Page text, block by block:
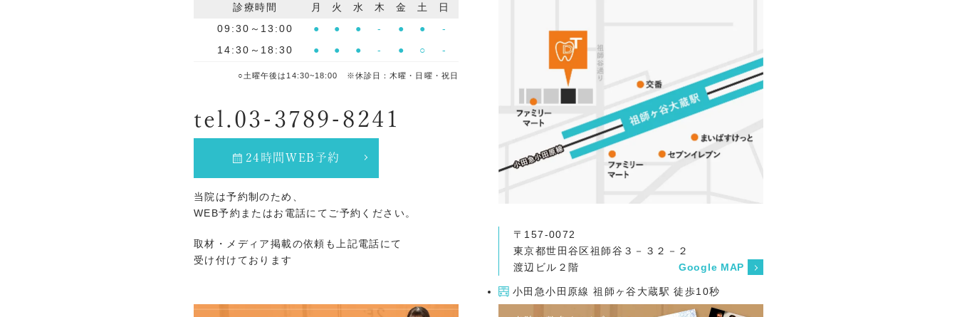
診療時間 月 火 水 木 金 土
日
09:30～13:00
● ● ● - ● ●
-
14:30～18:30
● ● ● - ● ○ -
○土曜午後は14:30~18:00 ※休診日：木曜・日曜・祝日
tel.03-3789-8241
24時間WEB予約
当院は予約制のため、
WEB予約またはお電話にてご予約ください。
取材・メディア掲載の依頼も上記電話にて
受け付けております
〒157-0072
東京都世田谷区祖師谷３－３２－２
渡辺ビル２階
Google MAP
小田急小田原線 祖師ヶ谷大蔵駅 徒歩10秒